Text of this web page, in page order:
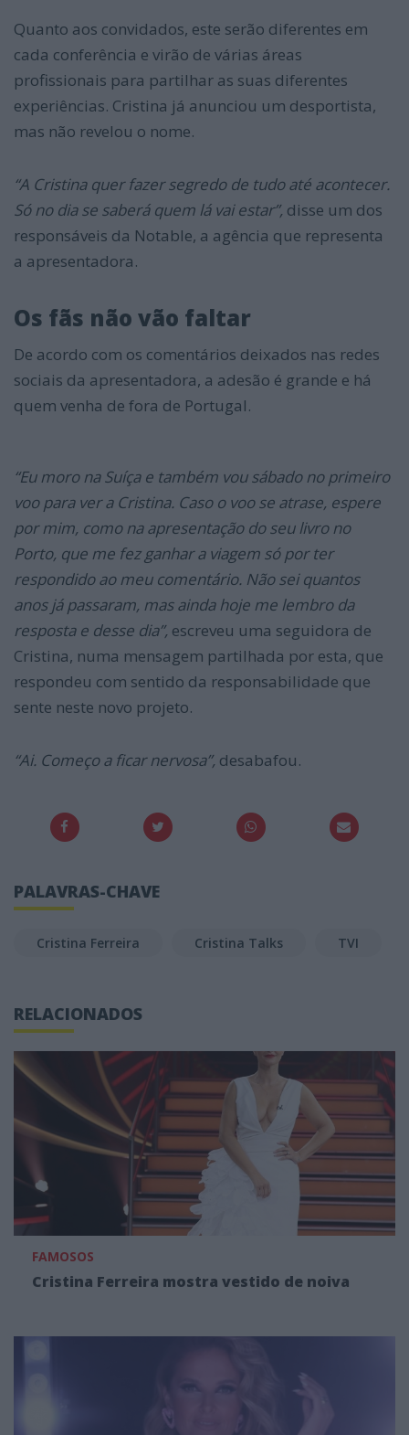
Quanto aos convidados, este serão diferentes em
cada conferência e virão de várias áreas
profissionais para partilhar as suas diferentes
experiências. Cristina já anunciou um desportista,
mas não revelou o nome.
“A Cristina quer fazer segredo de tudo até acontecer.
Só no dia se saberá quem lá vai estar”, disse um dos
responsáveis da Notable, a agência que representa
a apresentadora.
Os fãs não vão faltar
De acordo com os comentários deixados nas redes
sociais da apresentadora, a adesão é grande e há
quem venha de fora de Portugal.
“Eu moro na Suíça e também vou sábado no primeiro
voo para ver a Cristina. Caso o voo se atrase, espere
por mim, como na apresentação do seu livro no
Porto, que me fez ganhar a viagem só por ter
respondido ao meu comentário. Não sei quantos
anos já passaram, mas ainda hoje me lembro da
resposta e desse dia”, escreveu uma seguidora de
Cristina, numa mensagem partilhada por esta, que
respondeu com sentido da responsabilidade que
sente neste novo projeto.
“Ai. Começo a ficar nervosa”, desabafou.
PALAVRAS-CHAVE
Cristina Ferreira Cristina Talks TVI
RELACIONADOS
FAMOSOS
Cristina Ferreira mostra vestido de noiva